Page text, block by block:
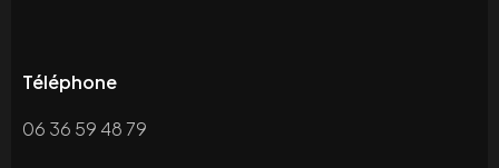
Téléphone
06 36 59 48 79